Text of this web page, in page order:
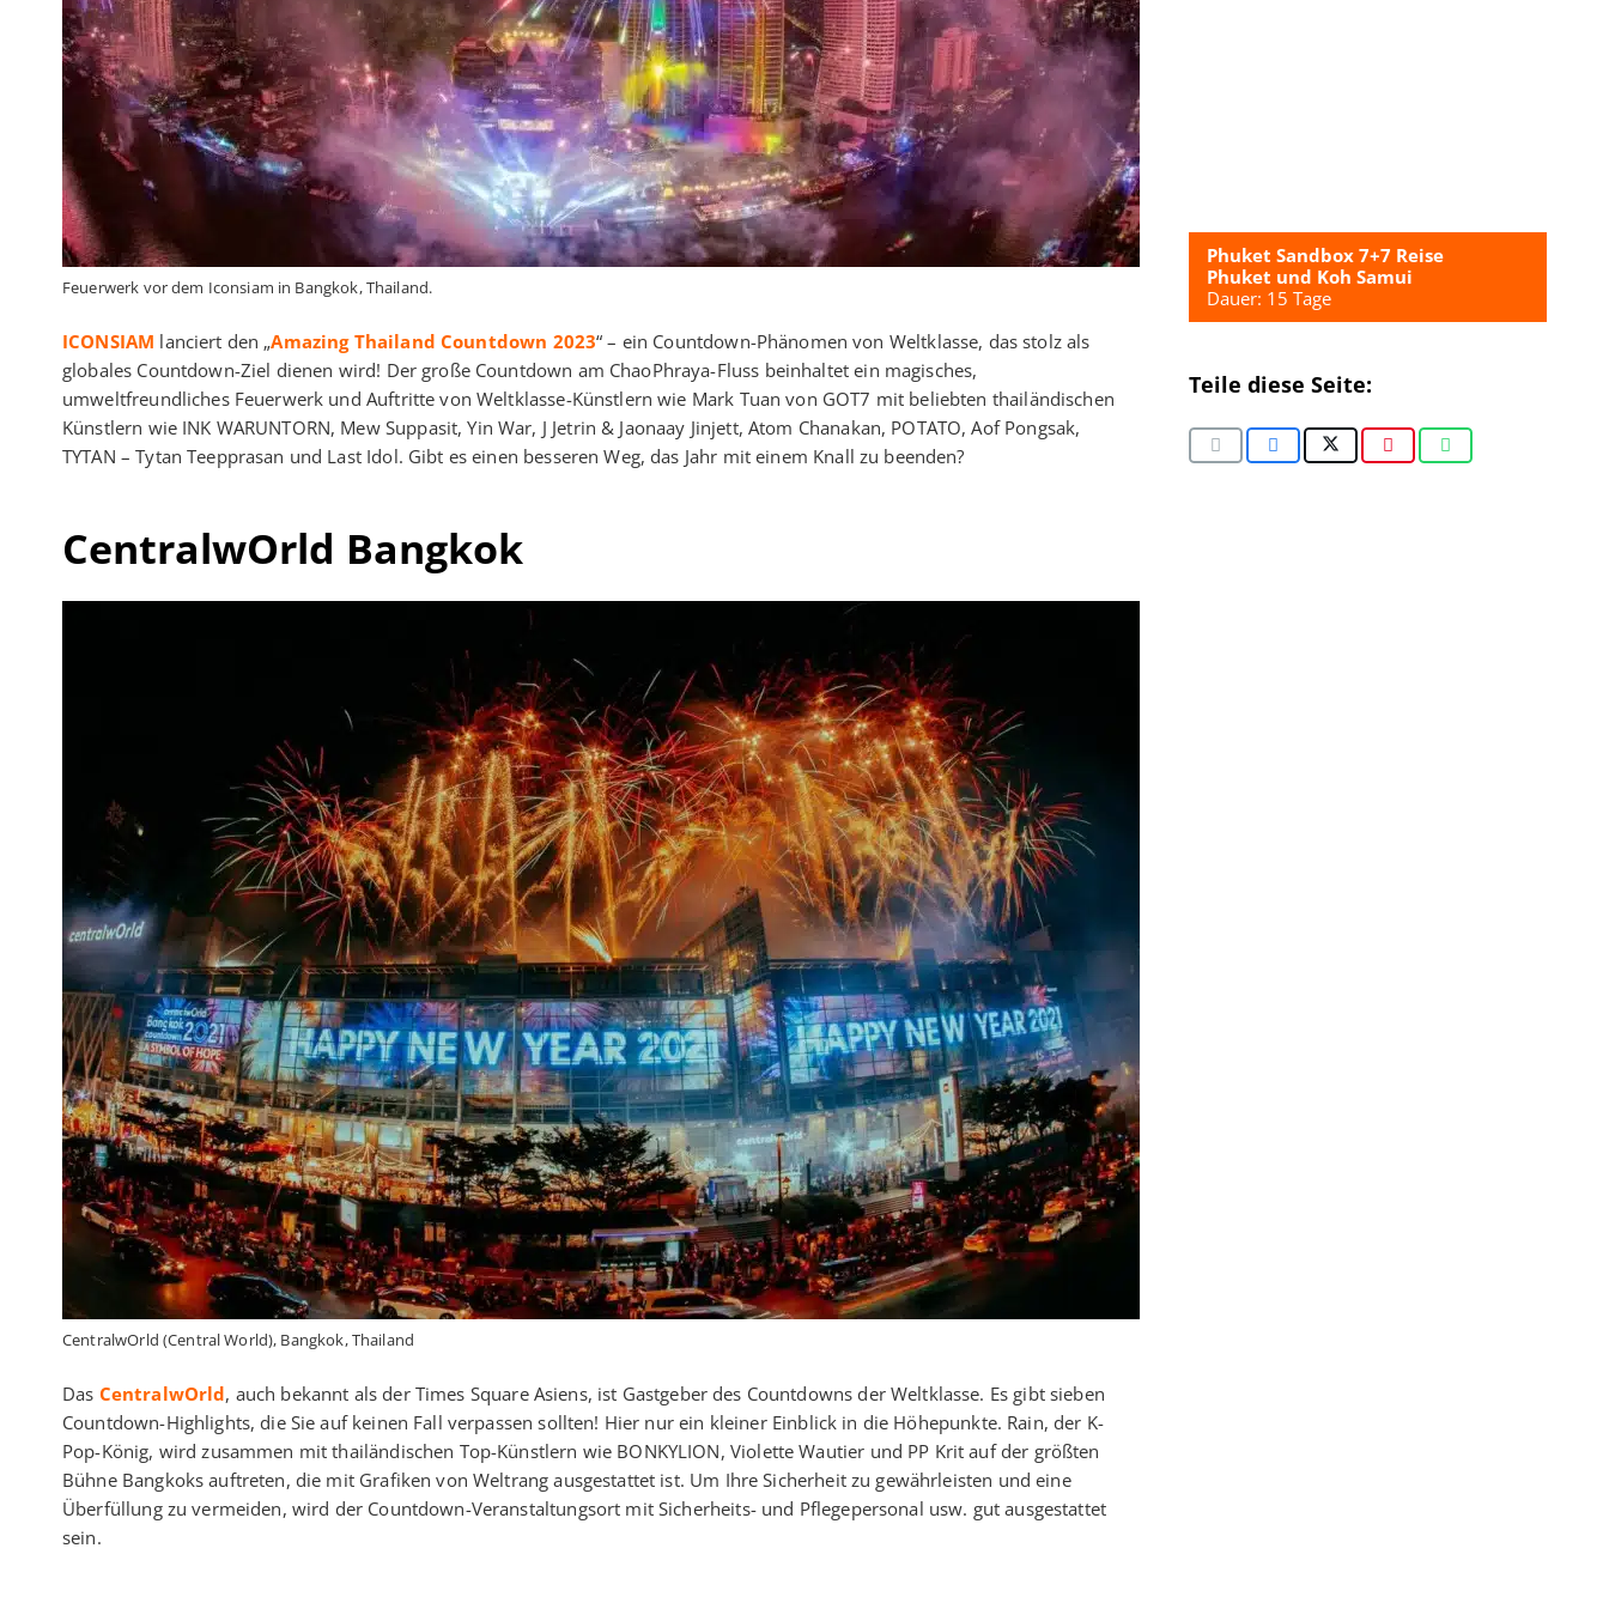
Feuerwerk vor dem Iconsiam in Bangkok, Thailand.
ICONSIAM lanciert den „Amazing Thailand Countdown 2023“ – ein Countdown-Phänomen von Weltklasse, das stolz als
globales Countdown-Ziel dienen wird! Der große Countdown am ChaoPhraya-Fluss beinhaltet ein magisches,
umweltfreundliches Feuerwerk und Auftritte von Weltklasse-Künstlern wie Mark Tuan von GOT7 mit beliebten thailändischen
Künstlern wie INK WARUNTORN, Mew Suppasit, Yin War, J Jetrin & Jaonaay Jinjett, Atom Chanakan, POTATO, Aof Pongsak,
TYTAN – Tytan Teepprasan und Last Idol. Gibt es einen besseren Weg, das Jahr mit einem Knall zu beenden?
CentralwOrld Bangkok
CentralwOrld (Central World), Bangkok, Thailand
Das CentralwOrld, auch bekannt als der Times Square Asiens, ist Gastgeber des Countdowns der Weltklasse. Es gibt sieben
Countdown-Highlights, die Sie auf keinen Fall verpassen sollten! Hier nur ein kleiner Einblick in die Höhepunkte. Rain, der K-
Pop-König, wird zusammen mit thailändischen Top-Künstlern wie BONKYLION, Violette Wautier und PP Krit auf der größten
Bühne Bangkoks auftreten, die mit Grafiken von Weltrang ausgestattet ist. Um Ihre Sicherheit zu gewährleisten und eine
Überfüllung zu vermeiden, wird der Countdown-Veranstaltungsort mit Sicherheits- und Pflegepersonal usw. gut ausgestattet
sein.
Phuket Sandbox 7+7 Reise
Phuket und Koh Samui
Dauer: 15 Tage
Teile diese Seite: